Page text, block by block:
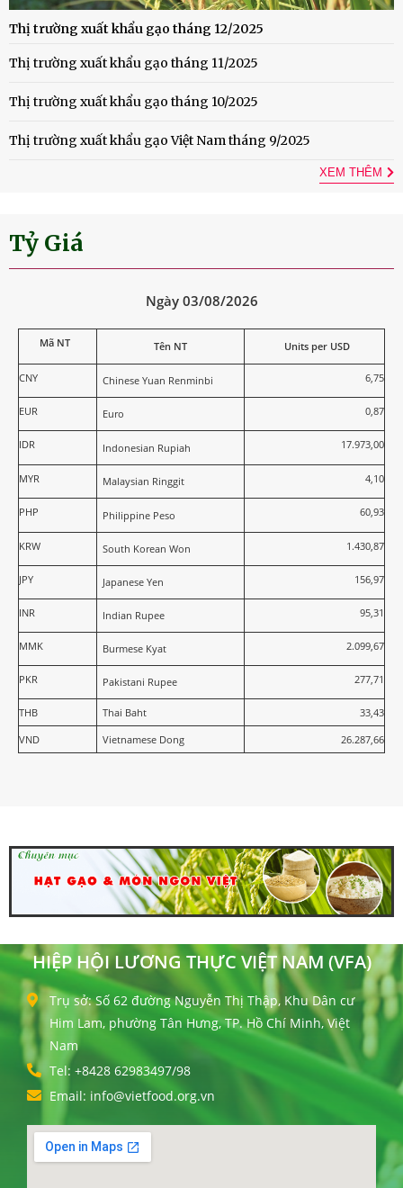
Thị trường xuất khẩu gạo tháng 12/2025
Thị trường xuất khẩu gạo tháng 11/2025
Thị trường xuất khẩu gạo tháng 10/2025
Thị trường xuất khẩu gạo Việt Nam tháng 9/2025
XEM THÊM
Tỷ Giá
Ngày 03/08/2026
Mã NT Tên NT Units per USD
CNY Chinese Yuan Renminbi 6,75
EUR Euro 0,87
IDR Indonesian Rupiah 17.973,00
MYR Malaysian Ringgit 4,10
PHP Philippine Peso 60,93
KRW South Korean Won 1.430,87
JPY Japanese Yen 156,97
INR Indian Rupee 95,31
MMK Burmese Kyat 2.099,67
PKR Pakistani Rupee 277,71
THB Thai Baht
33,43
VND
Vietnamese Dong 26.287,66
HIỆP HỘI LƯƠNG THỰC VIỆT NAM (VFA)
Trụ sở: Số 62 đường Nguyễn Thị Thập, Khu Dân cư
Him Lam, phường Tân Hưng, TP. Hồ Chí Minh, Việt
Nam
Tel: +8428 62983497/98
Email: info@vietfood.org.vn